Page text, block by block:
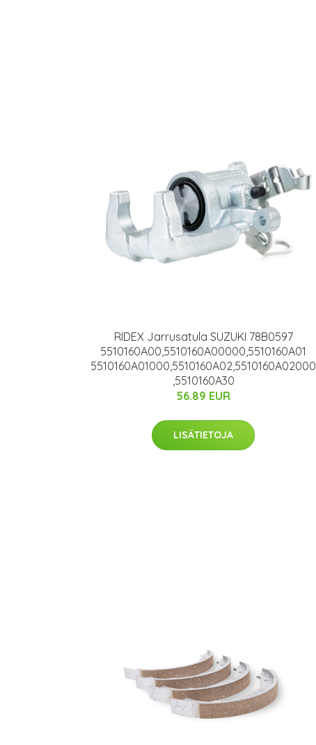
RIDEX Jarrusatula SUZUKI 78B0597
5510160A00,5510160A00000,5510160A01
5510160A01000,5510160A02,5510160A02000
,5510160A30
56.89 EUR
LISÄTIETOJA